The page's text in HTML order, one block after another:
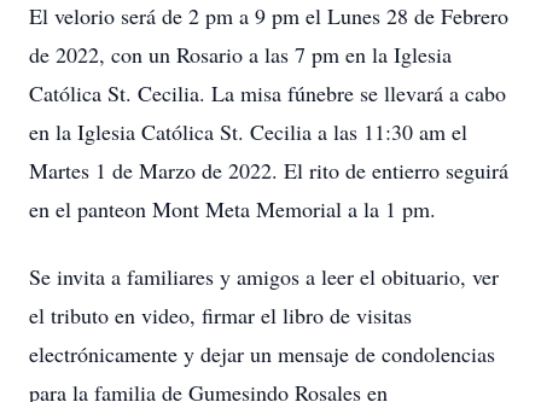
El velorio será de 2 pm a 9 pm el Lunes 28 de Febrero
de 2022, con un Rosario a las 7 pm en la Iglesia
Católica St. Cecilia. La misa fúnebre se llevará a cabo
en la Iglesia Católica St. Cecilia a las 11:30 am el
Martes 1 de Marzo de 2022. El rito de entierro seguirá
en el panteon Mont Meta Memorial a la 1 pm.
Se invita a familiares y amigos a leer el obituario, ver
el tributo en video, firmar el libro de visitas
electrónicamente y dejar un mensaje de condolencias
para la familia de Gumesindo Rosales en